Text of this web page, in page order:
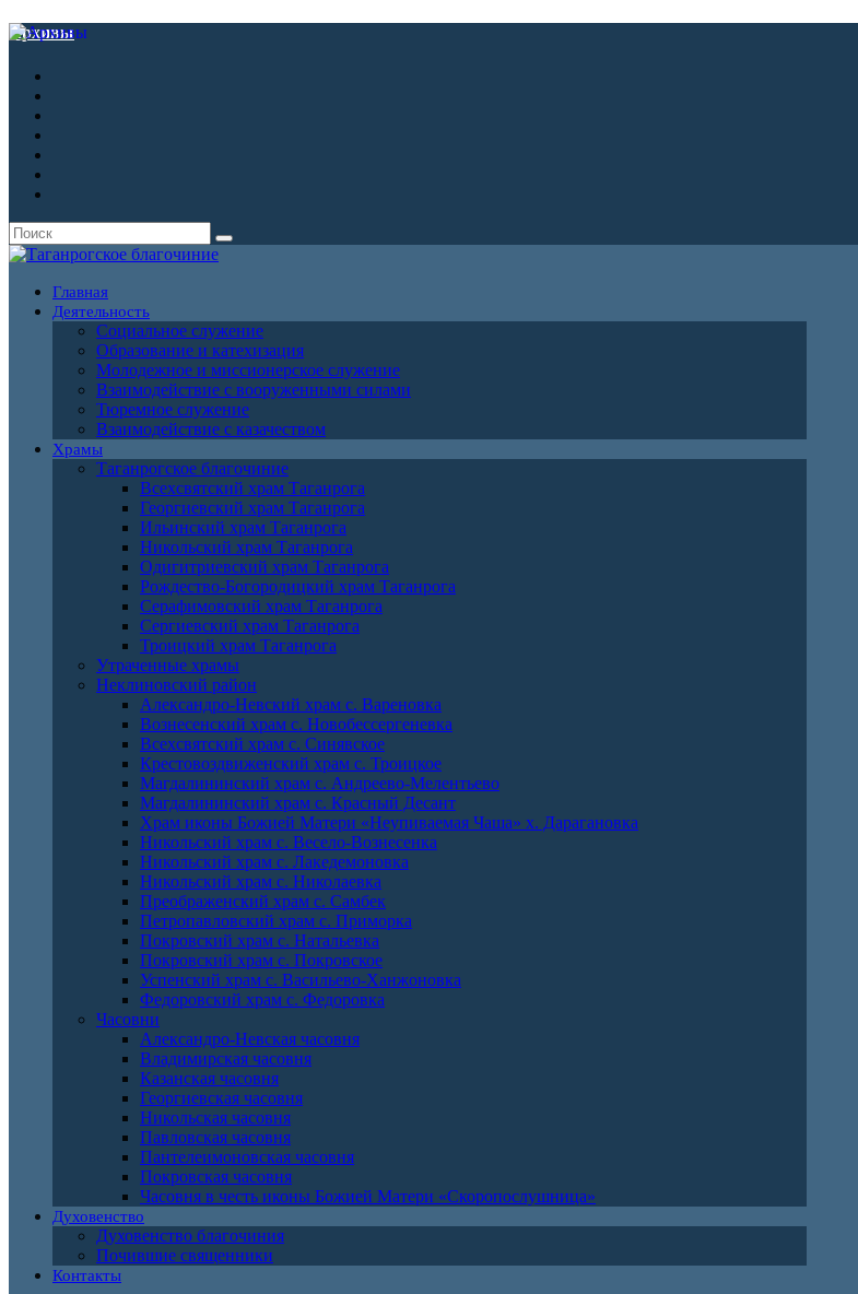
Архивы
Главная
Деятельность
Социальное служение
Образование и катехизация
Молодежное и миссионерское служение
Взаимодействие с вооруженными силами
Тюремное служение
Взаимодействие с казачеством
Храмы
Таганрогское благочиние
Всехсвятский храм Таганрога
Георгиевский храм Таганрога
Ильинский храм Таганрога
Никольский храм Таганрога
Одигитриевский храм Таганрога
Рождество-Богородицкий храм Таганрога
Серафимовский храм Таганрога
Сергиевский храм Таганрога
Троицкий храм Таганрога
Утраченные храмы
Неклиновский район
Александро-Невский храм с. Вареновка
Вознесенский храм с. Новобессергеневка
Всехсвятский храм с. Синявское
Крестовоздвиженский храм с. Троицкое
Магдалининский храм с. Андреево-Мелентьево
Магдалининский храм с. Красный Десант
Храм иконы Божией Матери «Неупиваемая Чаша» х. Дарагановка
Никольский храм с. Весело-Вознесенка
Никольский храм с. Лакедемоновка
Никольский храм с. Николаевка
Преображенский храм с. Самбек
Петропавловский храм с. Приморка
Покровский храм с. Натальевка
Покровский храм с. Покровское
Успенский храм с. Васильево-Ханжоновка
Федоровский храм с. Федоровка
Часовни
Александро-Невская часовня
Владимирская часовня
Казанская часовня
Георгиевская часовня
Никольская часовня
Павловская часовня
Пантелеимоновская часовня
Покровская часовня
Часовня в честь иконы Божией Матери «Скоропослушница»
Духовенство
Духовенство благочиния
Почившие священники
Контакты